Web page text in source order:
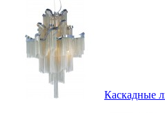
Каскадные